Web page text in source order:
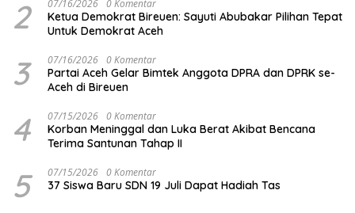
2 07/16/2026 0 Komentar
Ketua Demokrat Bireuen: Sayuti Abubakar Pilihan Tepat
Untuk Demokrat Aceh
3 07/16/2026 0 Komentar
Partai Aceh Gelar Bimtek Anggota DPRA dan DPRK se-
Aceh di Bireuen
4 07/15/2026 0 Komentar
Korban Meninggal dan Luka Berat Akibat Bencana
Terima Santunan Tahap II
5 07/15/2026 0 Komentar
37 Siswa Baru SDN 19 Juli Dapat Hadiah Tas